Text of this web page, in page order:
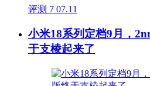
评测 7 07.11
小米18系列定档9月，
于支棱起来了